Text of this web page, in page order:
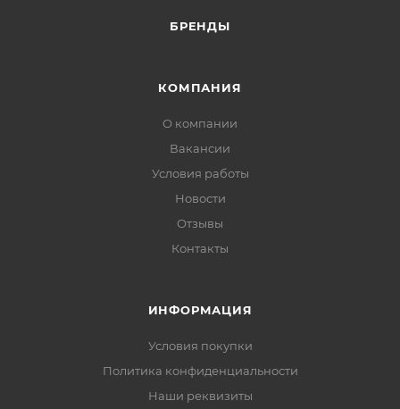
БРЕНДЫ
КОМПАНИЯ
О компании
Вакансии
Условия работы
Новости
Отзывы
Контакты
ИНФОРМАЦИЯ
Условия покупки
Политика конфиденциальности
Наши реквизиты